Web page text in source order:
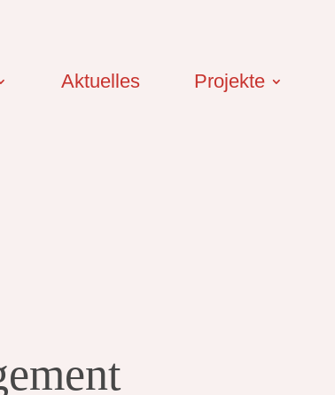
Aktuelles Projekte